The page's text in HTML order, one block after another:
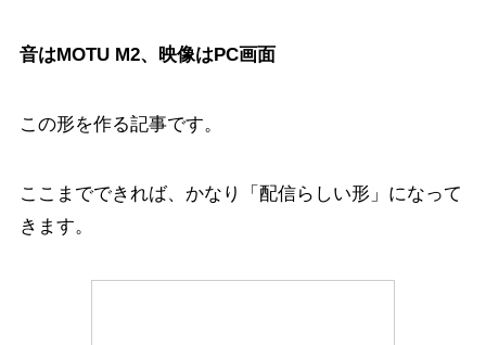
音はMOTU M2、映像はPC画面
この形を作る記事です。
ここまでできれば、かなり「配信らしい形」になって
きます。